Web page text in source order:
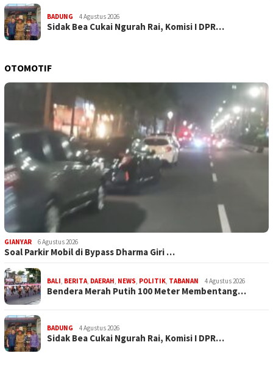
BADUNG 4 Agustus 2026
Sidak Bea Cukai Ngurah Rai, Komisi I DPR…
OTOMOTIF
GIANYAR 6 Agustus 2026
Soal Parkir Mobil di Bypass Dharma Giri …
BALI, BERITA, DAERAH, NEWS, POLITIK, TABANAN 4 Agustus 2026
Bendera Merah Putih 100 Meter Membentang…
BADUNG 4 Agustus 2026
Sidak Bea Cukai Ngurah Rai, Komisi I DPR…